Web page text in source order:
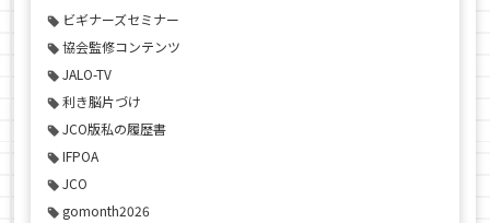
ビギナーズセミナー
協会監修コンテンツ
JALO-TV
利き脳片づけ
JCO版私の履歴書
IFPOA
JCO
gomonth2026